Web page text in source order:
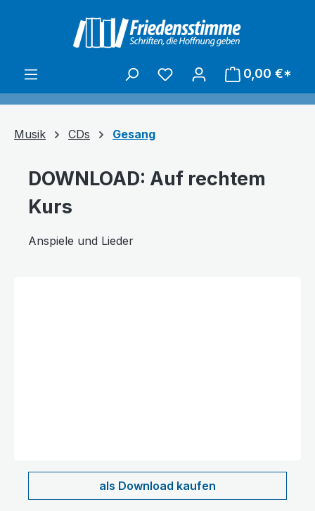
0,00 €*
Musik CDs Gesang
DOWNLOAD: Auf rechtem
Kurs
Anspiele und Lieder
als Download kaufen